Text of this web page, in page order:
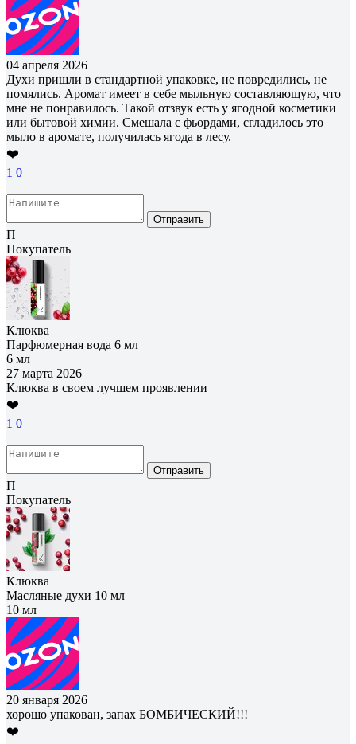
04 апреля 2026
Духи пришли в стандартной упаковке, не повредились, не
помялись. Аромат имеет в себе мыльную составляющую, что
мне не понравилось. Такой отзвук есть у ягодной косметики
или бытовой химии. Смешала с фьордами, сгладилось это
мыло в аромате, получилась ягода в лесу.
❤️
1 0
Отправить
П
Покупатель
Клюква
Парфюмерная вода 6 мл
6 мл
27 марта 2026
Клюква в своем лучшем проявлении
❤️
1 0
Отправить
П
Покупатель
Клюква
Масляные духи 10 мл
10 мл
20 января 2026
хорошо упакован, запах БОМБИЧЕСКИЙ!!!
❤️